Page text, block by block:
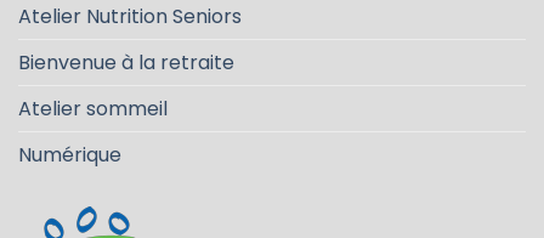
Atelier Nutrition Seniors
Bienvenue à la retraite
Atelier sommeil
Numérique